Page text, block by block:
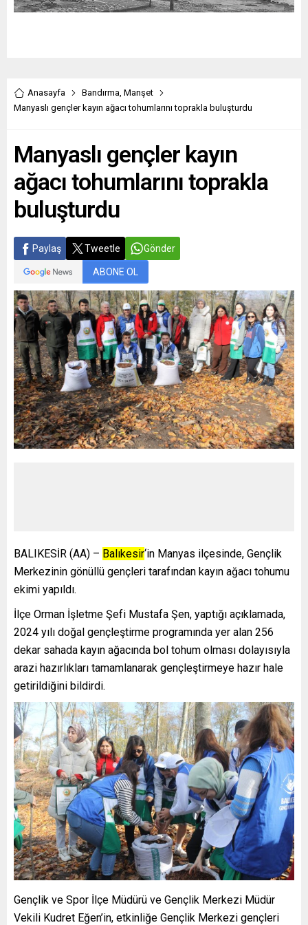
Anasayfa Bandırma, Manşet
Manyaslı gençler kayın ağacı tohumlarını toprakla buluşturdu
Manyaslı gençler kayın
ağacı tohumlarını toprakla
buluşturdu
Paylaş Tweetle Gönder
ABONE OL
BALIKESİR (AA) – Balıkesir‘in Manyas ilçesinde, Gençlik
Merkezinin gönüllü gençleri tarafından kayın ağacı tohumu
ekimi yapıldı.
İlçe Orman İşletme Şefi Mustafa Şen, yaptığı açıklamada,
2024 yılı doğal gençleştirme programında yer alan 256
dekar sahada kayın ağacında bol tohum olması dolayısıyla
arazi hazırlıkları tamamlanarak gençleştirmeye hazır hale
getirildiğini bildirdi.
Gençlik ve Spor İlçe Müdürü ve Gençlik Merkezi Müdür
Vekili Kudret Eğen’in, etkinliğe Gençlik Merkezi gençleri